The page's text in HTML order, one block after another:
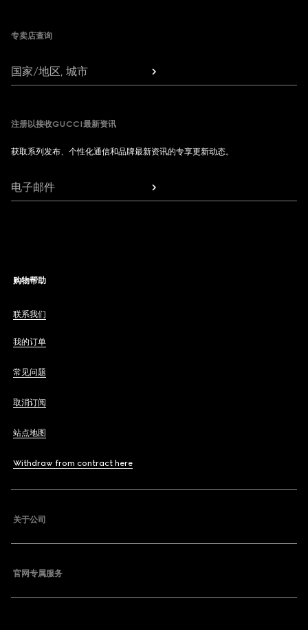
专卖店查询
国家/地区, 城市
注册以接收GUCCI最新资讯
获取系列发布、个性化通信和品牌最新资讯的专享更新动态。
电子邮件
购物帮助
联系我们
我的订单
常见问题
取消订阅
站点地图
Withdraw from contract here
关于公司
官网专属服务